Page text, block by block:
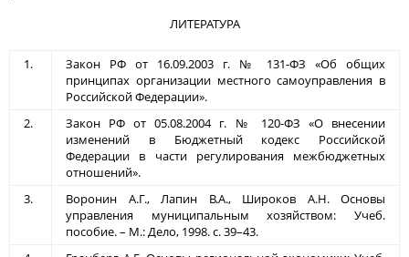
ЛИТЕРАТУРА
1.
Закон РФ от 16.09.2003 г. № 131-ФЗ «Об общих
принципах организации местного самоуправления в
Российской Федерации».
2.
Закон РФ от 05.08.2004 г. № 120-ФЗ «О внесении
изменений в Бюджетный кодекс Российской
Федерации в части регулирования межбюджетных
отношений».
3.
Воронин А.Г., Лапин В.А., Широков А.Н. Основы
управления муниципальным хозяйством: Учеб.
пособие. – М.: Дело, 1998. с. 39–43.